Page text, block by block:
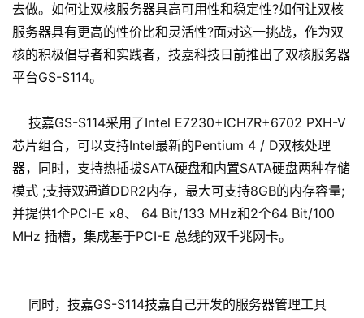
去做。如何让双核服务器具高可用性和稳定性?如何让双核
服务器具有更高的性价比和灵活性?面对这一挑战，作为双
核的积极倡导者和实践者，技嘉科技日前推出了双核服务器
平台GS-S114。
技嘉GS-S114采用了Intel E7230+ICH7R+6702 PXH-V
芯片组合，可以支持Intel最新的Pentium 4 / D双核处理
器，同时，支持热插拔SATA硬盘和内置SATA硬盘两种存储
模式 ;支持双通道DDR2内存，最大可支持8GB的内存容量;
并提供1个PCI-E x8、 64 Bit/133 MHz和2个64 Bit/100
MHz 插槽，集成基于PCI-E 总线的双千兆网卡。
同时，技嘉GS-S114技嘉自己开发的服务器管理工具